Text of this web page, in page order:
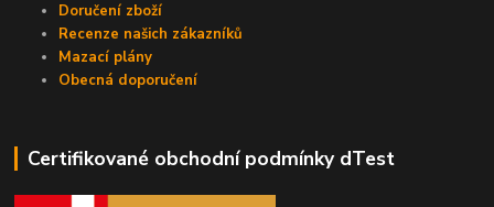
Doručení zboží
Recenze našich zákazníků
Mazací plány
Obecná doporučení
Certifikované obchodní podmínky dTest